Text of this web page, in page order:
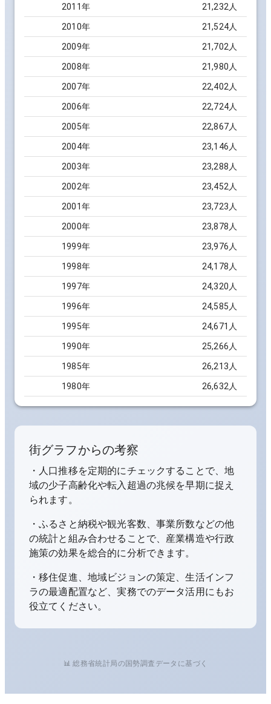
2011年 21,232 人
2010年 21,524人
2009年 21,702 人
2008年 21,980 人
2007年 22,402 人
2006年 22,724人
2005年 22,867人
2004年 23,146 人
2003年 23,288 人
2002年 23,452 人
2001年 23,723 人
2000年 23,878 人
1999年 23,976 人
1998年 24,178 人
1997年 24,320 人
1996年 24,585 人
1995年 24,671 人
1990年 25,266 人
1985年 26,213 人
1980年 26,632 人
街グラフからの考察
・人口推移を定期的にチェックすることで、地
域の少子高齢化や転入超過の兆候を早期に捉え
られます。
・ふるさと納税や観光客数、事業所数などの他
の統計と組み合わせることで、産業構造や行政
施策の効果を総合的に分析できます。
・移住促進、地域ビジョンの策定、生活インフ
ラの最適配置など、実務でのデータ活用にもお
役立てください。
📊 総務省統計局の国勢調査データに基づく